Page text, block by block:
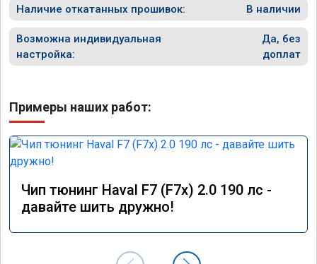
Наличие откатанных прошивок: В наличии
Возможна индивидуальная
настройка:
Да, без
доплат
Примеры наших работ:
Чип тюнинг Haval F7 (F7x) 2.0 190 лс -
давайте шить дружно!